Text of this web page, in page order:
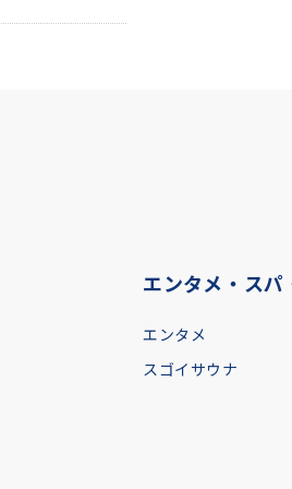
エンタメ・スパ
エンタメ
スゴイサウナ